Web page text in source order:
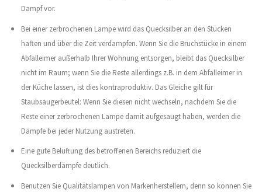
Dampf vor.
Bei einer zerbrochenen Lampe wird das Quecksilber an den Stücken
haften und über die Zeit verdampfen. Wenn Sie die Bruchstücke in einem
Abfalleimer außerhalb Ihrer Wohnung entsorgen, bleibt das Quecksilber
nicht im Raum; wenn Sie die Reste allerdings z.B. in dem Abfalleimer in
der Küche lassen, ist dies kontraproduktiv. Das Gleiche gilt für
Staubsaugerbeutel: Wenn Sie diesen nicht wechseln, nachdem Sie die
Reste einer zerbrochenen Lampe damit aufgesaugt haben, werden die
Dämpfe bei jeder Nutzung austreten.
Eine gute Belüftung des betroffenen Bereichs reduziert die
Quecksilberdämpfe deutlich.
Benutzen Sie Qualitätslampen von Markenherstellern, denn so können Sie